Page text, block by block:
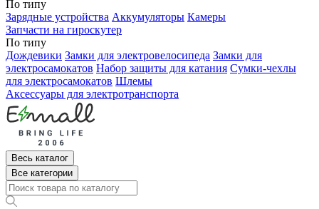
По типу
Зарядные устройства Аккумуляторы Камеры
Запчасти на гироскутер
По типу
Дождевики Замки для электровелосипеда Замки для
электросамокатов Набор защиты для катания Сумки-чехлы
для электросамокатов Шлемы
Аксессуары для электротранспорта
Весь каталог
Все категории